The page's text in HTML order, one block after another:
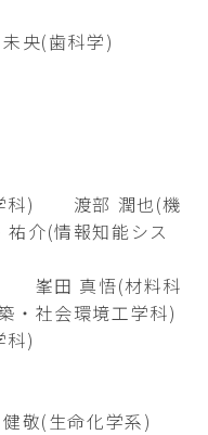
央(歯科学)
学科) 渡部 潤也(機
介(情報知能シス
) 峯田 真悟(材料科
社会環境工学科)
科)
敬(生命化学系)